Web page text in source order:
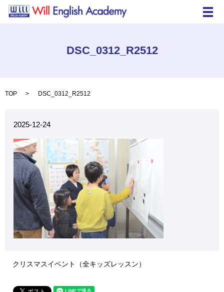
メ
DSC_0312_R2512
TOP DSC_0312_R2512
2025-12-24
クリスマスイベント（全キッズレッスン）